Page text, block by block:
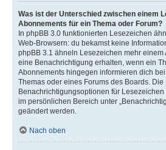
Was ist der Unterschied zwischen einem
Abonnements für ein Thema oder Forum?
In phpBB 3.0 funktionierten Lesezeichen
Web-Browsern: du bekamst keine
phpBB 3.1 ähneln Lesezeichen mehr einem
eine Benachrichtigung erhalten, wenn ein
Abonnements hingegen informieren dich
Themas oder eines Forums des Boards. Die
Benachrichtigungsoptionen für
im persönlichen Bereich unter
geändert werden.
Nach oben